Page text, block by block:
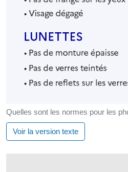
Quelles sont les normes pour les
Voir la version texte